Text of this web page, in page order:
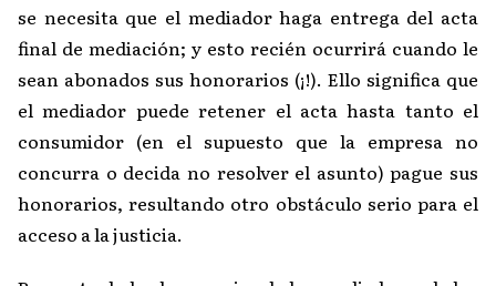
se necesita que el mediador haga entrega del acta
final de mediación; y esto recién ocurrirá cuando le
sean abonados sus honorarios (¡!). Ello significa que
el mediador puede retener el acta hasta tanto el
consumidor (en el supuesto que la empresa no
concurra o decida no resolver el asunto) pague sus
honorarios, resultando otro obstáculo serio para el
acceso a la justicia.